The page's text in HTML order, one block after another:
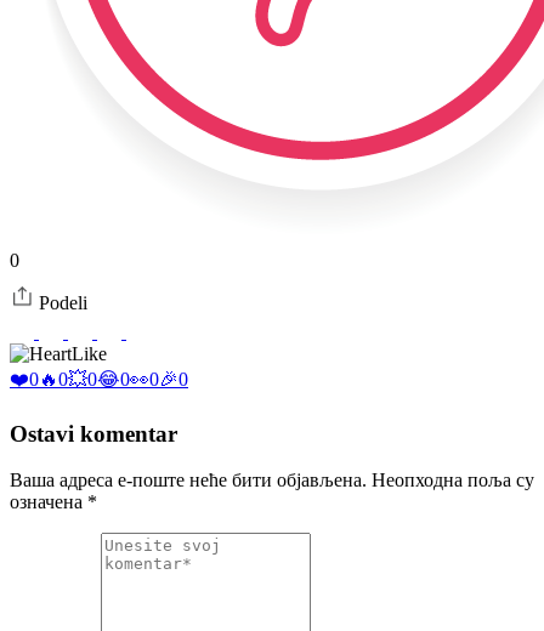
0
Podeli
Like
❤️0🔥0💥0😂0👀0🎉0
Ostavi komentar
Ваша адреса е-поште неће бити објављена. Неопходна поља су
означена *